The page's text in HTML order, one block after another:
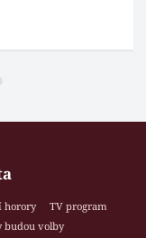
horory
TV program
budou volby